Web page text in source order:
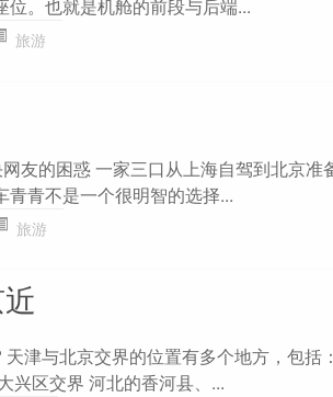
。也就是机舱的前段与后端...
旅游
友的困惑 一家三口从上海自驾到北京
青不是一个很明智的选择...
旅游
津与北京交界的位置有多个地方，包括
兴区交界 河北的香河县、...